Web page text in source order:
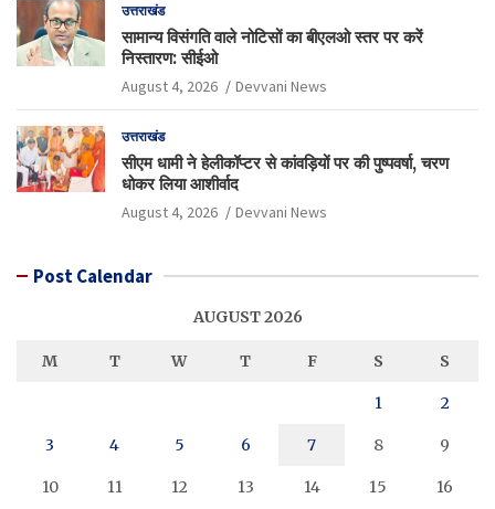
उत्तराखंड
सामान्य विसंगति वाले नोटिसों का बीएलओ स्तर पर करें
निस्तारण: सीईओ
August 4, 2026 Devvani News
उत्तराखंड
सीएम धामी ने हेलीकॉप्टर से कांवड़ियों पर की पुष्पवर्षा, चरण
धोकर लिया आशीर्वाद
August 4, 2026 Devvani News
Post Calendar
AUGUST 2026
M T W T F S S
1 2
3 4 5 6 7 8 9
10 11 12 13 14 15 16